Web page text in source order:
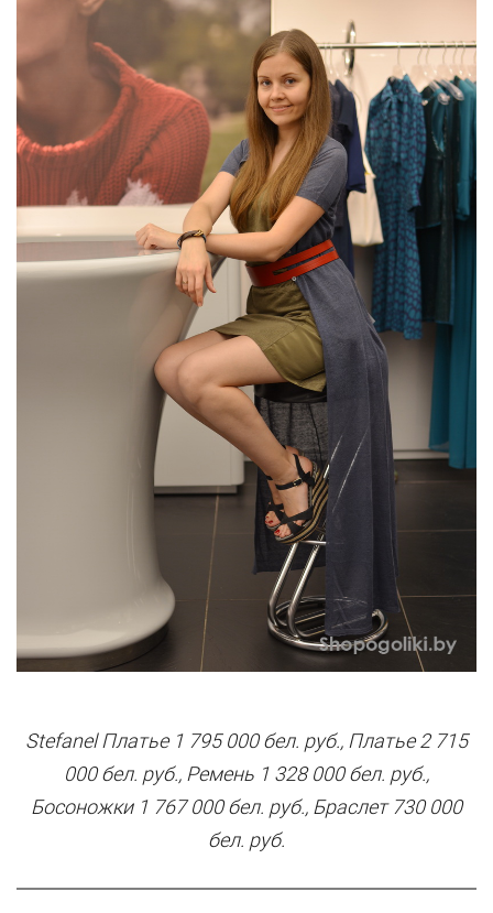
Stefanel Платье 1 795 000 бел. руб., Платье 2 715
000 бел. руб., Ремень 1 328 000 бел. руб.,
Босоножки 1 767 000 бел. руб., Браслет 730 000
бел. руб.